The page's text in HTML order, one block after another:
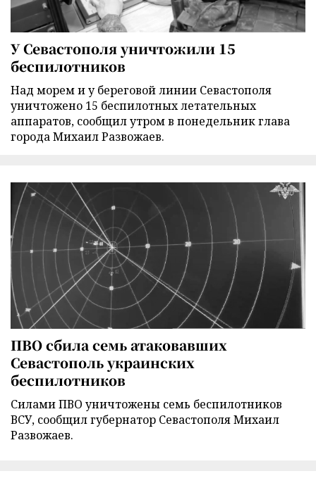
У Севастополя уничтожили 15
беспилотников
Над морем и у береговой линии Севастополя
уничтожено 15 беспилотных летательных
аппаратов, сообщил утром в понедельник глава
города Михаил Развожаев.
ПВО сбила семь атаковавших
Севастополь украинских
беспилотников
Силами ПВО уничтожены семь беспилотников
ВСУ, сообщил губернатор Севастополя Михаил
Развожаев.